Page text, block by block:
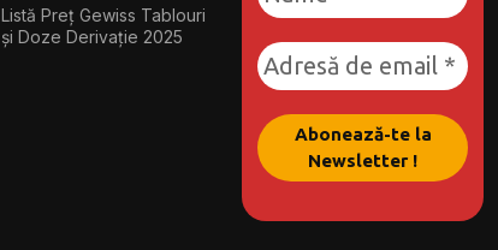
Listă Preț Gewiss Tablouri
și Doze Derivație 2025